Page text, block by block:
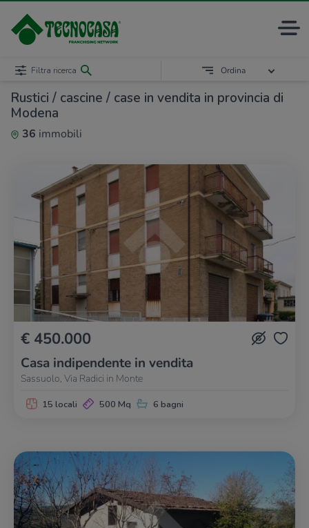
Rustici / cascine / case in vendita in provincia di
Modena
36 immobili
Filtra ricerca Ordina
€ 450.000
Casa indipendente in vendita
Sassuolo, Via Radici in Monte
15 locali 500 Mq 6 bagni